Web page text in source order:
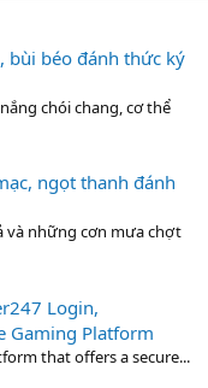
bùi béo đánh thức ký
chói chang, cơ thể
ngọt thanh đánh
và những cơn mưa chợt
Login,
Gaming Platform
that offers a secure...